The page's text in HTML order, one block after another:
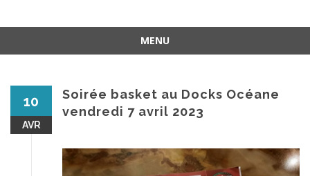
MENU
10
AVR
Soirée basket au Docks Océane
vendredi 7 avril 2023